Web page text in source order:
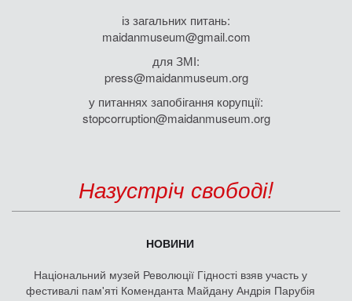
із загальних питань:
maidanmuseum@gmail.com
для ЗМІ:
press@maidanmuseum.org
у питаннях запобігання корупції:
stopcorruption@maidanmuseum.org
Назустріч свободі!
НОВИНИ
Національний музей Революції Гідності взяв участь у
фестивалі пам'яті Коменданта Майдану Андрія Парубія